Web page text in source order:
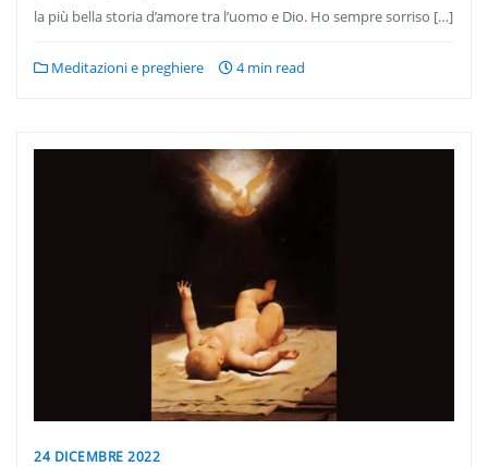
la più bella storia d’amore tra l’uomo e Dio. Ho sempre sorriso […]
Meditazioni e preghiere 4 min read
24 DICEMBRE 2022